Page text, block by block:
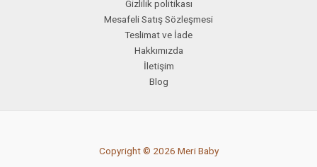
PCI-DSS Ödeme Güvenliği
Gizlilik politikası
Mesafeli Satış Sözleşmesi
Teslimat ve İade
Hakkımızda
İletişim
Blog
Copyright © 2026 Meri Baby